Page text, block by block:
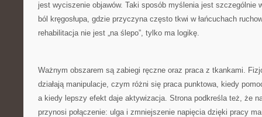
jest wyciszenie objawów. Taki sposób myślenia jest szczególnie
ból kręgosłupa, gdzie przyczyna często tkwi w łańcuchach
rehabilitacja nie jest „na ślepo”, tylko ma logikę.
Ważnym obszarem są zabiegi ręczne oraz praca z tkankami.
działają manipulacje, czym różni się praca punktowa, kiedy
a kiedy lepszy efekt daje aktywizacja. Strona podkreśla też, że
przynosi połączenie: ulga i zmniejszenie napięcia dzięki pracy